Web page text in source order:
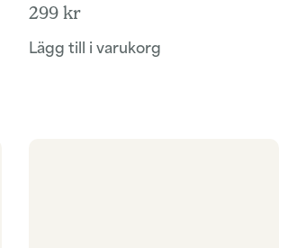
299 kr
Lägg till i varukorg